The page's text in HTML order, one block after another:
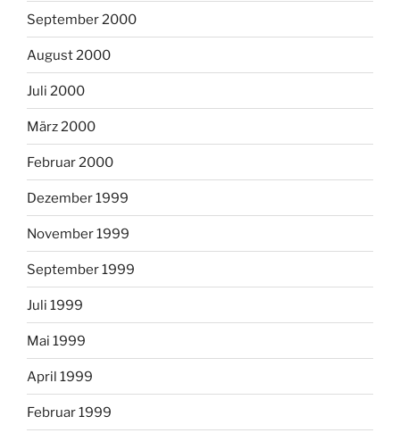
September 2000
August 2000
Juli 2000
März 2000
Februar 2000
Dezember 1999
November 1999
September 1999
Juli 1999
Mai 1999
April 1999
Februar 1999